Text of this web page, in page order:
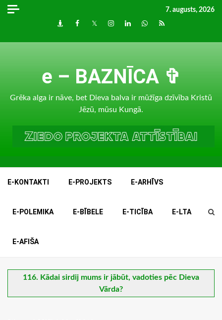
Skip
7. augusts, 2026
DraugiemFacebook
TwitterInstagram
LinkedInwhatsapp
RSS
e – BAZNĪCA ✞
Grēka alga ir nāve, bet Dieva balva ir mūžīga dzīvība Kristū
Jēzū, mūsu Kungā.
E-KONTAKTI E-PROJEKTS E-ARHĪVS
E-POLEMIKA E-BĪBELE E-TICĪBA E-LTA
E-AFIŠA
116. Kādai sirdij mums ir jābūt, vadoties pēc Dieva
Vārda?